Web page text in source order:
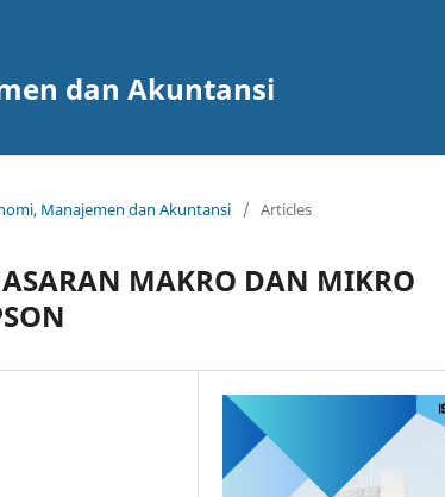
dan Akuntansi
Manajemen dan Akuntansi / Articles
MAKRO DAN MIKRO